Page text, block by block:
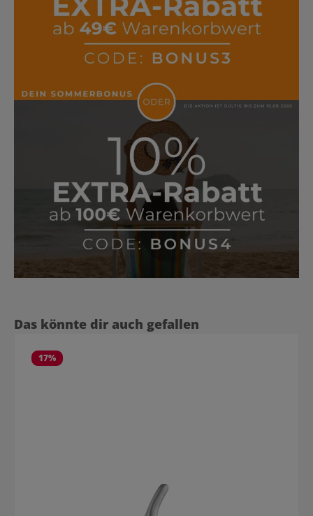
Produktgalerie überspringen
Das könnte dir auch gefallen
17%